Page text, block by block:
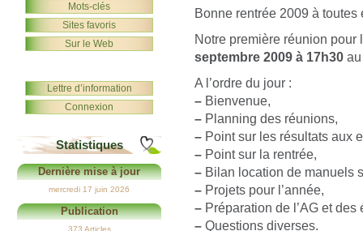
Bonne rentrée 2009 à toutes
Notre première réunion
septembre 2009 à 17h30
A l’ordre du jour :
– Bienvenue,
– Planning des réunions,
– Point sur les résultats aux
– Point sur la rentrée,
– Bilan location de manuels
– Projets pour l’année,
– Préparation de l’AG et
– Questions diverses.
Mots-clés
Sites favoris
Sur le Web
Lettre d’information
Connexion
Statistiques
Dernière mise à jour
mercredi 17 juin 2026
Publication
373 Articles